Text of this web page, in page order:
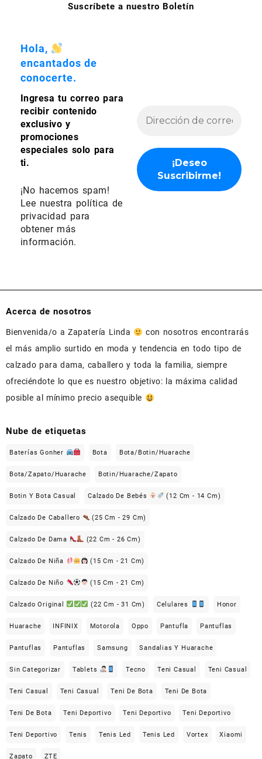
Suscríbete a nuestro Boletín
Hola,
encantados de
conocerte.
Ingresa tu correo para
recibir contenido
exclusivo y
promociones
especiales solo para
ti.
¡No hacemos spam!
Lee nuestra política de
privacidad para
obtener más
información.
Acerca de nosotros
Bienvenida/o a Zapatería Linda
con nosotros encontrarás
el más amplio surtido en moda y tendencia en todo tipo de
calzado para dama, caballero y toda la familia, siempre
ofreciéndote lo que es nuestro objetivo: la máxima calidad
posible al mínimo precio asequible
Nube de etiquetas
Baterías Gonher Bota Bota/Botin/Huarache
Bota/Zapato/Huarache Botin/Huarache/Zapato
Botin Y Bota Casual Calzado De Bebés (12 Cm - 14 Cm)
Calzado De Caballero (25 Cm - 29 Cm)
Calzado De Dama (22 Cm - 26 Cm)
Calzado De Niña (15 Cm - 21 Cm)
Calzado De Niño (15 Cm - 21 Cm)
Calzado Original (22 Cm - 31 Cm) Celulares Honor
Huarache INFINIX Motorola Oppo Pantufla Pantuflas
Pantuflas Pantuflas Samsung Sandalias Y Huarache
Sin Categorizar Tablets Tecno Teni Casual Teni Casual
Teni Casual Teni Casual Teni De Bota Teni De Bota
Teni De Bota Teni Deportivo Teni Deportivo Teni Deportivo
Teni Deportivo Tenis Tenis Led Tenis Led Vortex Xiaomi
Zapato ZTE